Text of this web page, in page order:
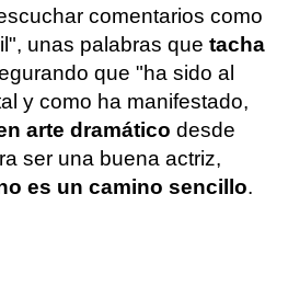
comentarios como
unas palabras que tacha
que "ha sido al
y como ha manifestado,
arte dramático desde
ser una buena actriz,
es un camino sencillo.